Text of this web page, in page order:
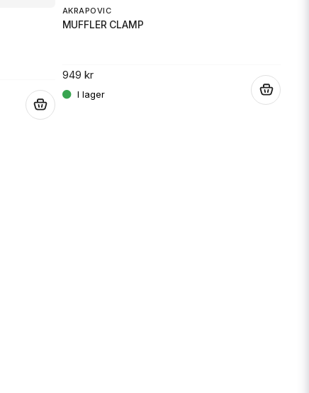
AKRAPOVIC
MUFFLER CLAMP
949 kr